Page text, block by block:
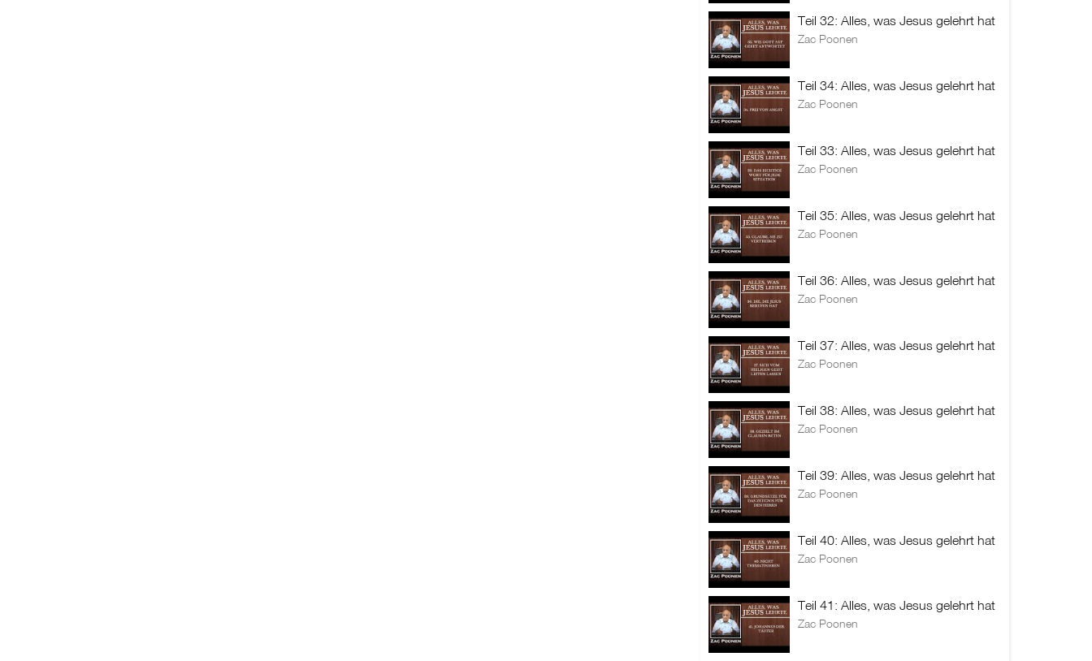
Teil 32: Alles, was Jesus gelehrt hat
Zac Poonen
Teil 34: Alles, was Jesus gelehrt hat
Zac Poonen
Teil 33: Alles, was Jesus gelehrt hat
Zac Poonen
Teil 35: Alles, was Jesus gelehrt hat
Zac Poonen
Teil 36: Alles, was Jesus gelehrt hat
Zac Poonen
Teil 37: Alles, was Jesus gelehrt hat
Zac Poonen
Teil 38: Alles, was Jesus gelehrt hat
Zac Poonen
Teil 39: Alles, was Jesus gelehrt hat
Zac Poonen
Teil 40: Alles, was Jesus gelehrt hat
Zac Poonen
Teil 41: Alles, was Jesus gelehrt hat
Zac Poonen